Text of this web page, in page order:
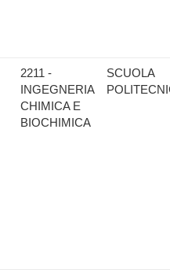
2211 -
INGEGNERIA
CHIMICA E
BIOCHIMICA
SCUOLA